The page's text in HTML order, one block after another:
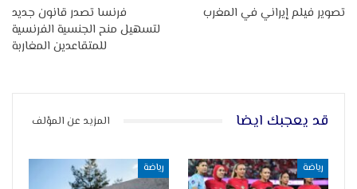
تصوير فيلم إيراني في المغرب
فرنسا تصدر قانون جديد
لتسهيل منح الجنسية الفرنسية
للمتقاعدين المغاربة
قد يعجبك ايضا المزيد عن المؤلف
رياضة رياضة